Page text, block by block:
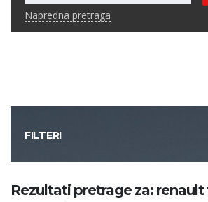
Napredna pretraga
FILTERI
Kategorija
Rezultati pretrage za: